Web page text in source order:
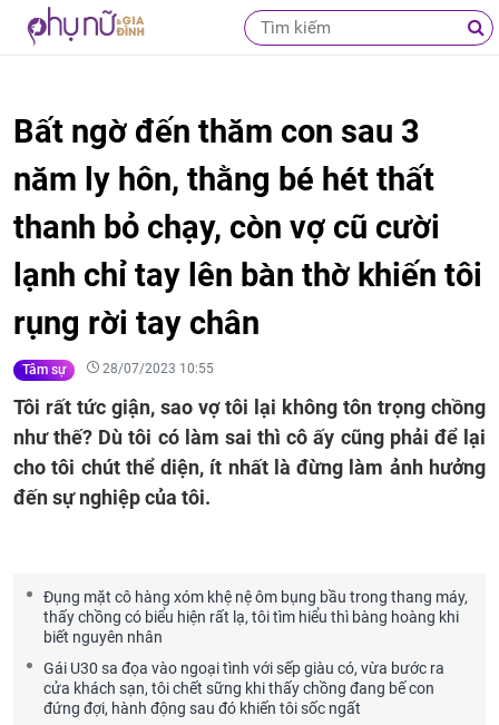
Bất ngờ đến thăm con sau 3
năm ly hôn, thằng bé hét thất
thanh bỏ chạy, còn vợ cũ cười
lạnh chỉ tay lên bàn thờ khiến tôi
rụng rời tay chân
Tâm sự 28/07/2023 10:55
Tôi rất tức giận, sao vợ tôi lại không tôn trọng chồng
như thế? Dù tôi có làm sai thì cô ấy cũng phải để lại
cho tôi chút thể diện, ít nhất là đừng làm ảnh hưởng
đến sự nghiệp của tôi.
Đụng mặt cô hàng xóm khệ nệ ôm bụng bầu trong thang máy,
thấy chồng có biểu hiện rất lạ, tôi tìm hiểu thì bàng hoàng khi
biết nguyên nhân
Gái U30 sa đọa vào ngoại tình với sếp giàu có, vừa bước ra
cửa khách sạn, tôi chết sững khi thấy chồng đang bế con
đứng đợi, hành động sau đó khiến tôi sốc ngất